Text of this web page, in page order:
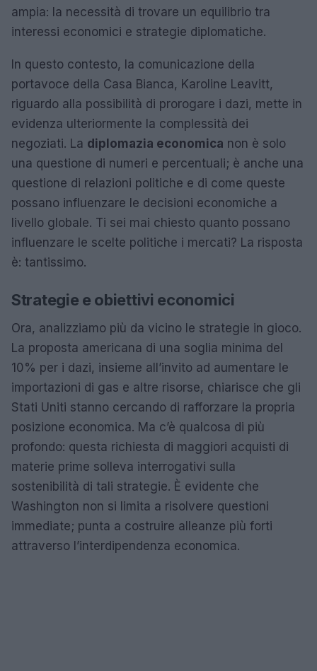
ampia: la necessità di trovare un equilibrio tra
interessi economici e strategie diplomatiche.
In questo contesto, la comunicazione della
portavoce della Casa Bianca, Karoline Leavitt,
riguardo alla possibilità di prorogare i dazi, mette in
evidenza ulteriormente la complessità dei
negoziati. La diplomazia economica non è solo
una questione di numeri e percentuali; è anche una
questione di relazioni politiche e di come queste
possano influenzare le decisioni economiche a
livello globale. Ti sei mai chiesto quanto possano
influenzare le scelte politiche i mercati? La risposta
è: tantissimo.
Strategie e obiettivi economici
Ora, analizziamo più da vicino le strategie in gioco.
La proposta americana di una soglia minima del
10% per i dazi, insieme all’invito ad aumentare le
importazioni di gas e altre risorse, chiarisce che gli
Stati Uniti stanno cercando di rafforzare la propria
posizione economica. Ma c’è qualcosa di più
profondo: questa richiesta di maggiori acquisti di
materie prime solleva interrogativi sulla
sostenibilità di tali strategie. È evidente che
Washington non si limita a risolvere questioni
immediate; punta a costruire alleanze più forti
attraverso l’interdipendenza economica.